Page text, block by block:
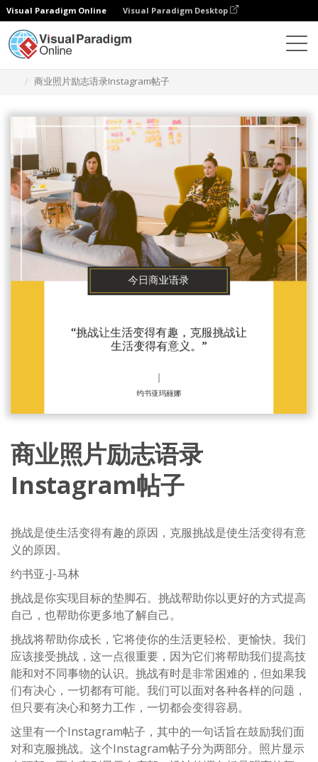
Visual Paradigm Online Visual Paradigm Desktop
商业照片励志语录Instagram帖子
商业照片励志语录
Instagram帖子
挑战是使生活变得有趣的原因，克服挑战是使生活变得有意
义的原因。
约书亚-J-马林
挑战是你实现目标的垫脚石。挑战帮助你以更好的方式提高
自己，也帮助你更多地了解自己。
挑战将帮助你成长，它将使你的生活更轻松、更愉快。我们
应该接受挑战，这一点很重要，因为它们将帮助我们提高技
能和对不同事物的认识。挑战有时是非常困难的，但如果我
们有决心，一切都有可能。我们可以面对各种各样的问题，
但只要有决心和努力工作，一切都会变得容易。
这里有一个Instagram帖子，其中的一句话旨在鼓励我们面
对和克服挑战。这个Instagram帖子分为两部分。照片显示